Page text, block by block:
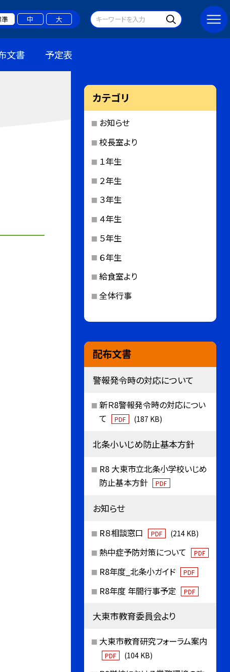
中 大
文書 予定表
カテゴリ
お知らせ
校長室より
１年生
２年生
３年生
４年生
５年生
６年生
給食室より
全体行事
配布文書
警報発令時の対応について
新Ｒ8警報発令時の対応につい
て
PDF (187 KB)
北条小いじめ防止基本方針
R8 大東市立北条小学校いじめ
防止基本方針
PDF
お知らせ
R８相談窓口 PDF (214 KB)
熱中症予防対策について PDF
R8年度_北条小ガイド PDF
R8年度 年間行事予定 PDF
大東市教育委員会より
大東市教育研究フォーラム案内
PDF (104 KB)